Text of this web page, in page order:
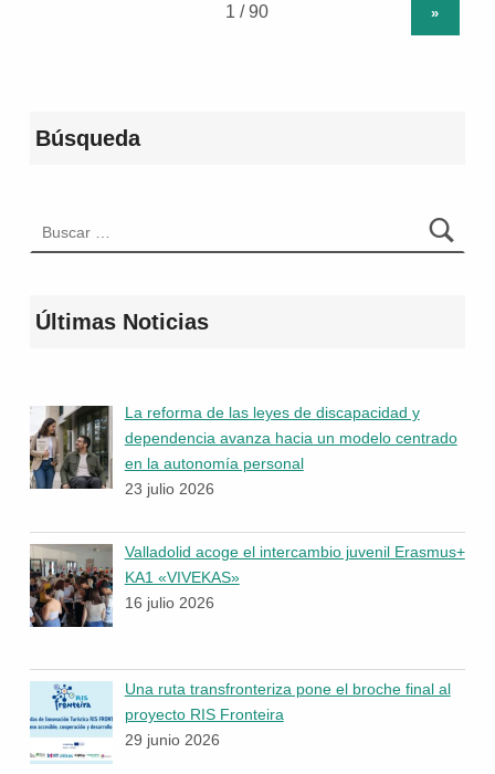
»
Búsqueda
Últimas Noticias
La reforma de las leyes de discapacidad y
dependencia avanza hacia un modelo centrado
en la autonomía personal
23 julio 2026
Valladolid acoge el intercambio juvenil Erasmus+
KA1 «VIVEKAS»
16 julio 2026
Una ruta transfronteriza pone el broche final al
proyecto RIS Fronteira
29 junio 2026